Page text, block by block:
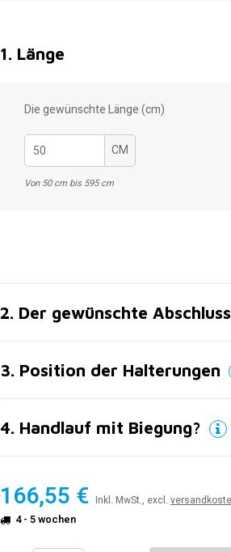
1. Länge
Die gewünschte Länge (cm)
CM
Von 50 cm bis 595 cm
2. Der gewünschte Abschluss
3. Position der Halterungen
4. Handlauf mit Biegung?
166,55 € Inkl. MwSt., excl.
4 - 5 wochen